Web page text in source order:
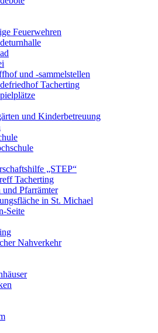
Feuerwehren
und -sammelstellen
Tacherting
und Kinderbetreuung
„STEP“
Tacherting
Pfarrämter
in St. Michael
Seite
Nahverkehr